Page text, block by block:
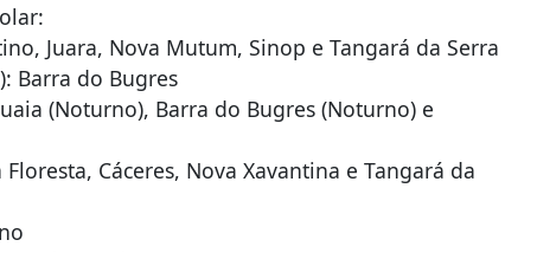
Juara, Nova Mutum, Sinop e Tangará da Serra
Barra do Bugres
(Noturno), Barra do Bugres (Noturno) e
Cáceres, Nova Xavantina e Tangará da